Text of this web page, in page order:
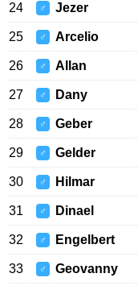
24 ♂ Jezer
25 ♂ Arcelio
26 ♂ Allan
27 ♂ Dany
28 ♂ Geber
29 ♂ Gelder
30 ♂ Hilmar
31 ♂ Dinael
32 ♂ Engelbert
33 ♂ Geovanny